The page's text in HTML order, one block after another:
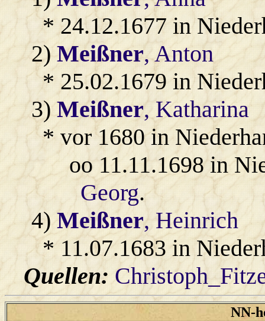
* 24.12.1677 in
2)Meißner, Anton
* 25.02.1679 in
3)Meißner, Katharina
* vor 1680 in
oo 11.11.1698 in
Georg.
4)Meißner, Heinrich
* 11.07.1683 in
Quellen:
NN-